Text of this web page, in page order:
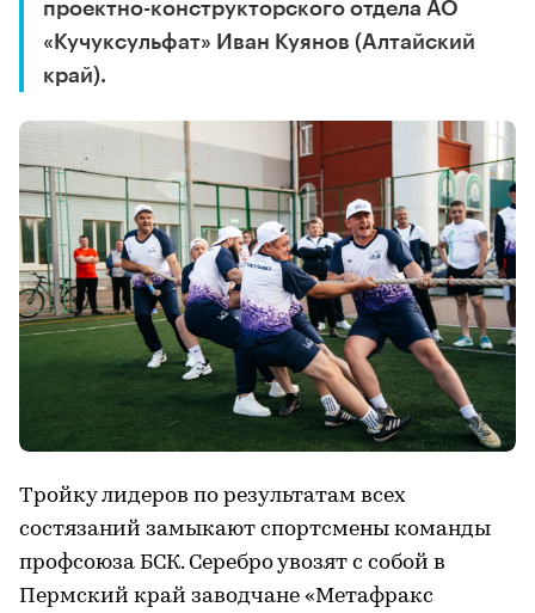
проектно-конструкторского отдела АО
«Кучуксульфат» Иван Куянов (Алтайский
край).
Тройку лидеров по результатам всех
состязаний замыкают спортсмены команды
профсоюза БСК. Серебро увозят с собой в
Пермский край заводчане «Метафракс